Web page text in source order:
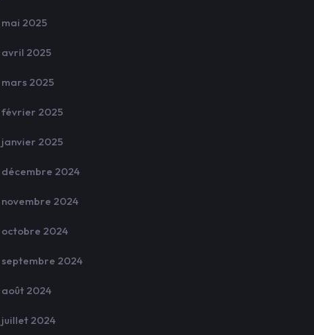
mai 2025
avril 2025
mars 2025
février 2025
janvier 2025
décembre 2024
novembre 2024
octobre 2024
septembre 2024
août 2024
juillet 2024